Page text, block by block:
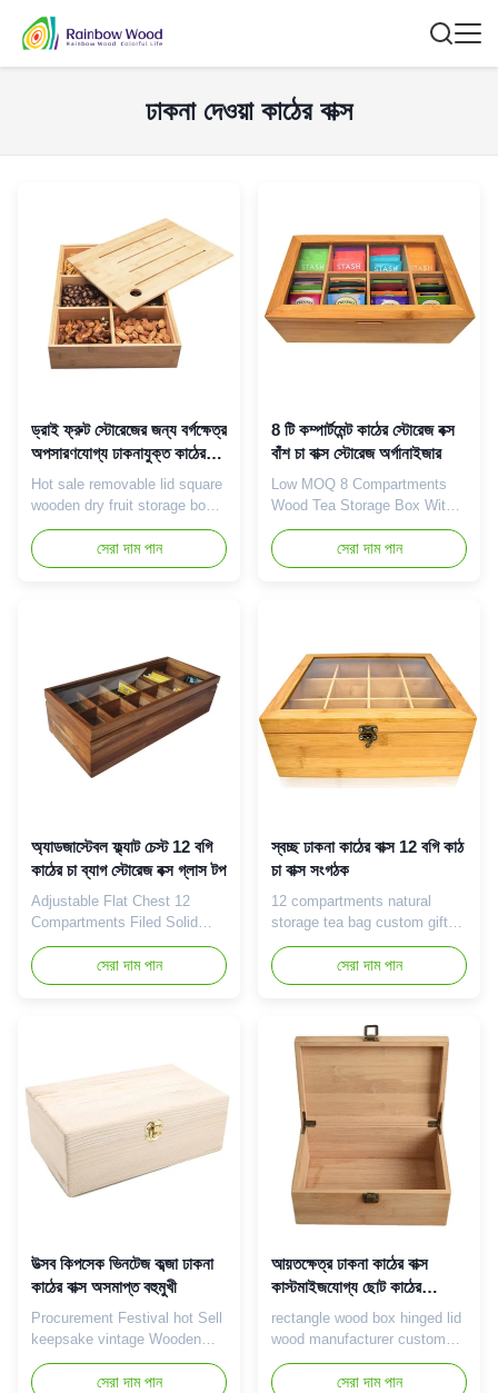
ঢাকনা দেওয়া কাঠের বাক্স
ড্রাই ফ্রুট স্টোরেজের জন্য বর্গক্ষেত্র
অপসারণযোগ্য ঢাকনাযুক্ত কাঠের
বাক্স 41*31*24cm
Hot sale removable lid square
wooden dry fruit storage box
Product Introduction The
square wood dried fruit
storage box is an elegant and
production. Each storage box
is made of high-quality wood
to keep your dried ...
সেরা দাম পান
8 টি কম্পার্টমেন্ট কাঠের স্টোরেজ বক্স
বাঁশ চা বাক্স স্টোরেজ অর্গানাইজার
Low MOQ 8 Compartments
Wood Tea Storage Box With
Hinged Lid Bamboo Tea Bag
Organizer Product
Introduction The 8-
lovers and is loved for its
multi-compartment design and
quality wood. Each storage
box is divided into 8 ...
সেরা দাম পান
অ্যাডজাস্টেবল ফ্ল্যাট চেস্ট 12 বগি
কাঠের চা ব্যাগ স্টোরেজ বক্স গ্লাস টপ
Adjustable Flat Chest 12
Compartments Filed Solid
Wooden Organizer Tea Bag
Box Storage Organizer With
Glass Lid Product Introduction
lovers and is loved for its
multi-compartment design and
quality wood. The multi...
সেরা দাম পান
স্বচ্ছ ঢাকনা কাঠের বাক্স 12 বগি কাঠ
চা বাক্স সংগঠক
12 compartments natural
storage tea bag custom gift
box solid organizer bamboo
wooden tea box with
transparent lid Product
Bamboo multi-functional
storage box for all types of
small items and useful for all
home needs. Usually
inexhaustible bamboo and
remarkable nice shape ...
সেরা দাম পান
উত্সব কিপসেক ভিনটেজ কব্জা ঢাকনা
কাঠের বাক্স অসমাপ্ত বহুমুখী
Procurement Festival hot Sell
keepsake vintage Wooden
Box small gift with Hinged Lid
and Front Clasp unfinished
সেরা দাম পান
আয়তক্ষেত্র ঢাকনা কাঠের বাক্স
কাস্টমাইজযোগ্য ছোট কাঠের
সংগ্রহস্থল বুকে
rectangle wood box hinged lid
wood manufacturer custom
small wooden chest boxes for
crafts Product Introduction
সেরা দাম পান